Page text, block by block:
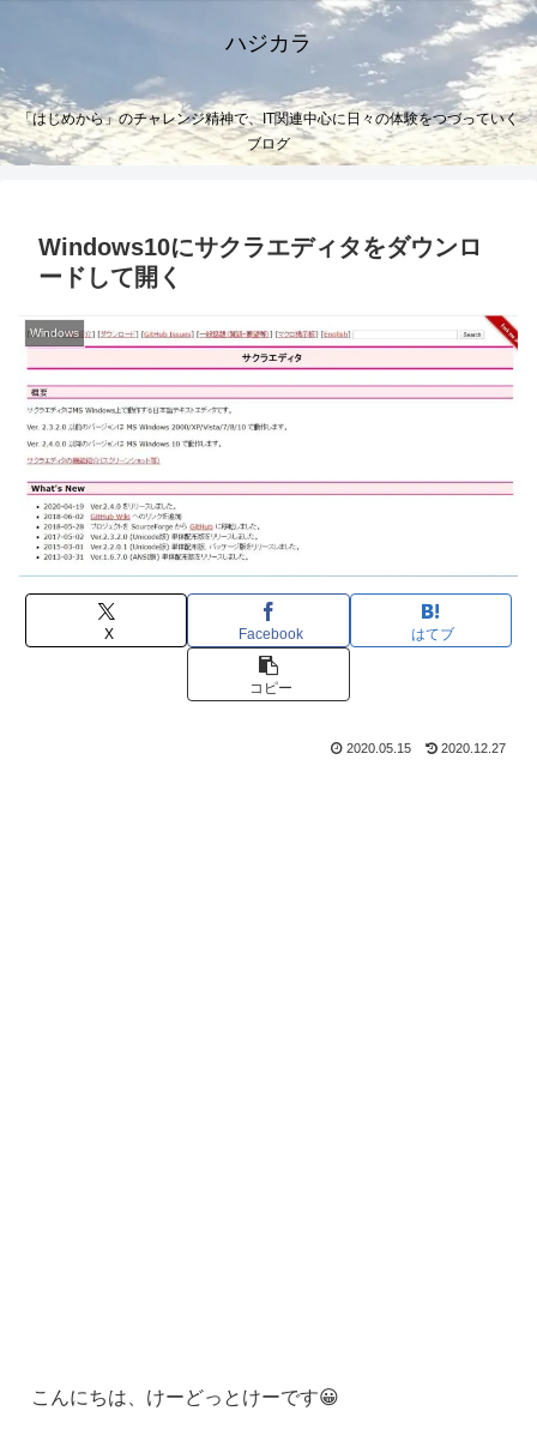
ハジカラ
「はじめから」のチャレンジ精神で、IT関連中心に日々の体験をつづっていく
ブログ
Windows10にサクラエディタをダウンロ
ードして開く
Windows
X Facebook はてブ
コピー
2020.05.15 2020.12.27
こんにちは、けーどっとけーです😀